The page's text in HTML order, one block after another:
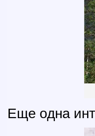
Еще одна